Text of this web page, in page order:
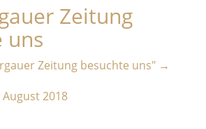
Zeitung
uns
Zeitung besuchte uns" →
August 2018